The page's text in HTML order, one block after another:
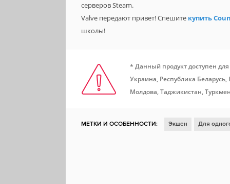
серверов Steam.
Valve передают привет! Спешите купить
школы!
* Данный продукт доступен
Украина, Республика
Молдова, Таджикистан,
МЕТКИ И ОСОБЕННОСТИ: Экшен Для